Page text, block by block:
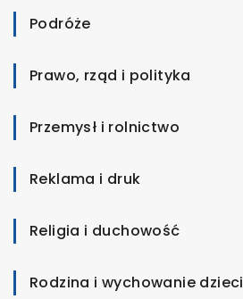
Podróże
Prawo, rząd i polityka
Przemysł i rolnictwo
Reklama i druk
Religia i duchowość
Rodzina i wychowanie dzieci